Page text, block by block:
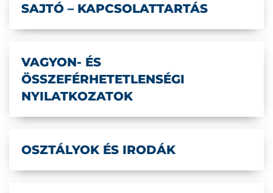
SAJTÓ – KAPCSOLATTARTÁS
VAGYON- ÉS
ÖSSZEFÉRHETETLENSÉGI
NYILATKOZATOK
OSZTÁLYOK ÉS IRODÁK